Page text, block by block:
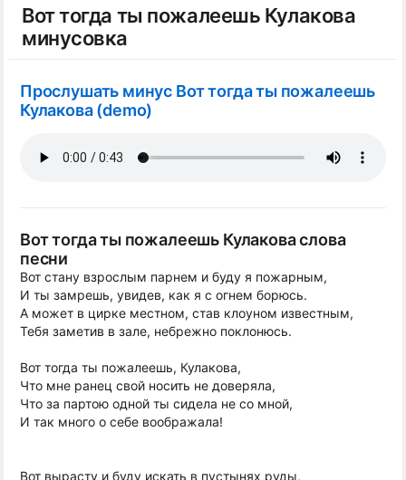
Вот тогда ты пожалеешь Кулакова
минусовка
Прослушать минус Вот тогда ты пожалеешь
Кулакова (demo)
Вот тогда ты пожалеешь Кулакова слова
песни
Вот стану взрослым парнем и буду я пожарным,
И ты замрешь, увидев, как я с огнем борюсь.
А может в цирке местном, став клоуном известным,
Тебя заметив в зале, небрежно поклонюсь.
Вот тогда ты пожалеешь, Кулакова,
Что мне ранец свой носить не доверяла,
Что за партою одной ты сидела не со мной,
И так много о себе воображала!
Вот вырасту и буду искать в пустынях руды,